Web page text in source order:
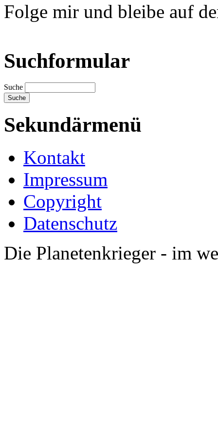
Folge mir und bleibe auf
Suchformular
Suche
Sekundärmenü
Kontakt
Impressum
Copyright
Datenschutz
Die Planetenkrieger - im